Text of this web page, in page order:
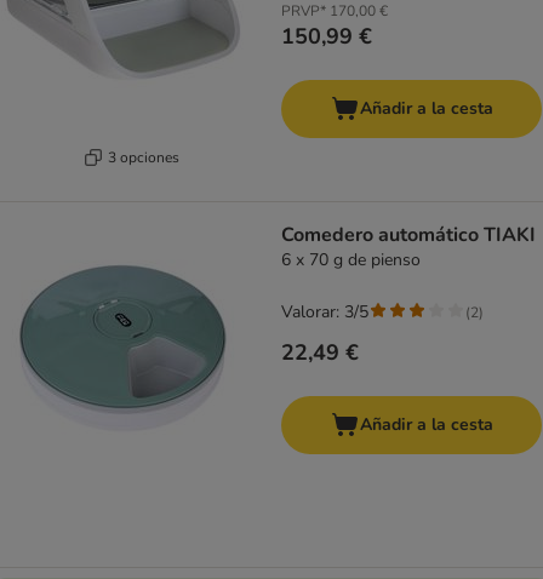
3 opciones
PRVP* 170,00 €
150,99 €
Añadir a la cesta
Comedero automático TIAKI
6 x 70 g de pienso
22,49 €
Valorar: 3/5 (2)
Añadir a la cesta